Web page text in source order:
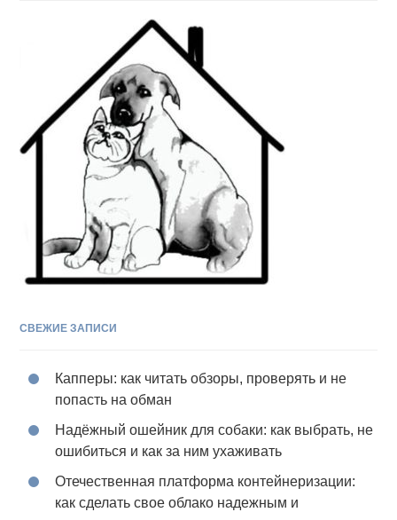
СВЕЖИЕ ЗАПИСИ
Капперы: как читать обзоры, проверять и не
попасть на обман
Надёжный ошейник для собаки: как выбрать, не
ошибиться и как за ним ухаживать
Отечественная платформа контейнеризации:
как сделать свое облако надежным и